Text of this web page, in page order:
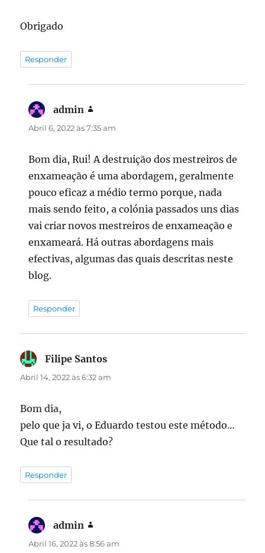
Obrigado
Responder
admin
Abril 6, 2022 às 7:35 am
Bom dia, Rui! A destruição dos mestreiros de
enxameação é uma abordagem, geralmente
pouco eficaz a médio termo porque, nada
mais sendo feito, a colónia passados uns dias
vai criar novos mestreiros de enxameação e
enxameará. Há outras abordagens mais
efectivas, algumas das quais descritas neste
blog.
Responder
Filipe Santos
Abril 14, 2022 às 6:32 am
Bom dia,
pelo que ja vi, o Eduardo testou este método…
Que tal o resultado?
Responder
admin
Abril 16, 2022 às 8:56 am